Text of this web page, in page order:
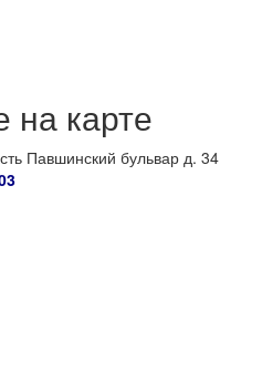
на карте
Павшинский бульвар д. 34